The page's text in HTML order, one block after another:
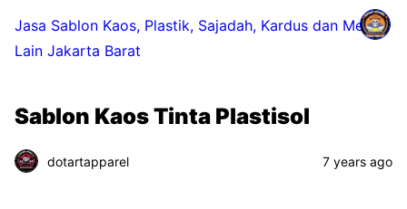
Jasa Sablon Kaos, Plastik, Sajadah, Kardus dan Media
Lain Jakarta Barat
Sablon Kaos Tinta Plastisol
dotartapparel 7 years ago